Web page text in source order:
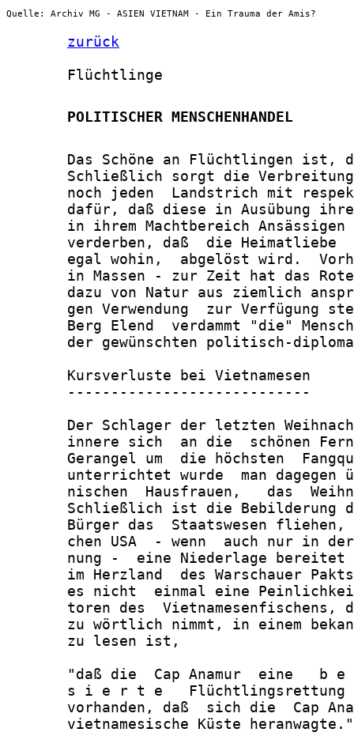
Quelle: Archiv MG - ASIEN VIETNAM - Ein Trauma der Amis?
zurück
       Flüchtlinge
       POLITISCHER MENSCHENHANDEL